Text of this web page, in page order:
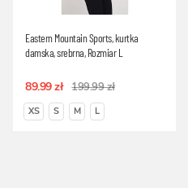
Eastern Mountain Sports, kurtka
damska, srebrna, Rozmiar L
89.99 zł 199.99 zł
XS S M L